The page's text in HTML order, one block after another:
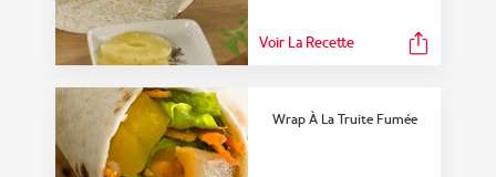
Voir La Recette
Wrap À La Truite Fumée